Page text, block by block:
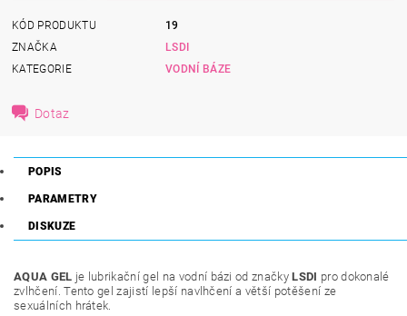
KÓD PRODUKTU
19
ZNAČKA
LSDI
KATEGORIE
VODNÍ BÁZE
Dotaz
POPIS
PARAMETRY
DISKUZE
AQUA GEL je lubrikační gel na vodní bázi od značkyLSDI pro dokonalé
zvlhčení. Tento gel zajistí lepší navlhčení a větší potěšení ze
sexuálních hrátek.